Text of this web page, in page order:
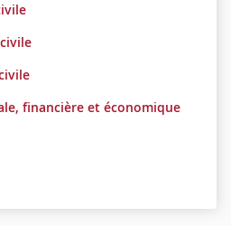
financière et économique